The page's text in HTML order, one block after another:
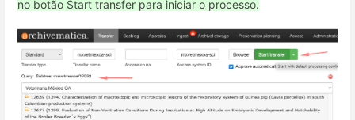
no botão Start transfer para iniciar o processo.